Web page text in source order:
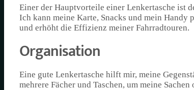
Einer der Hauptvorteile einer Lenkertasche ist
Ich kann meine Karte, Snacks und mein Handy
und erhöht die Effizienz meiner Fahrradtouren.
Organisation
Eine gute Lenkertasche hilft mir, meine
mehrere Fächer und Taschen, um meine